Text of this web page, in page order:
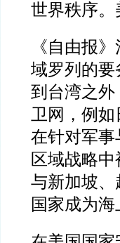
世界秩序
《自由报
域罗列的
到台湾之
卫网，例如
在针对军
区域战略
与新加坡
国家成为海